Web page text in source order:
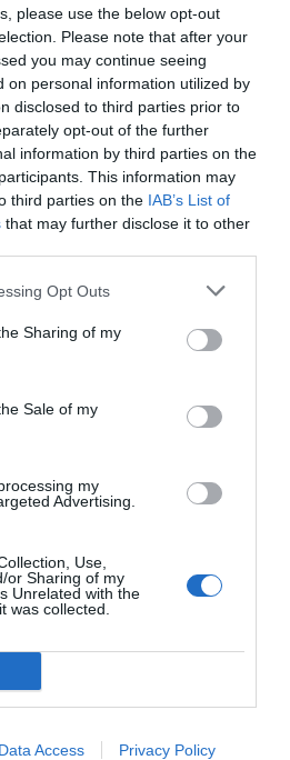
please use the below opt-out
Please note that after your
you may continue seeing
on personal information utilized by
disclosed to third parties prior to
opt-out of the further
information by third parties on the
This information may
third parties on the IAB’s List of
that may further disclose it to other
Opt Outs
Sharing of my
Sale of my
my
Advertising.
Use,
or Sharing of my
Unrelated with the
was collected.
Data Access Privacy Policy
monitorización de la actividad,
hasta Polar, Apple o
todos los datos deportivos del
en una únicaapp
se remonta a 1996, cuando
de pensar únicamente en
pasara ser una empresa digital
softwaread hoc para sus
las últimas noticias de actualidad.